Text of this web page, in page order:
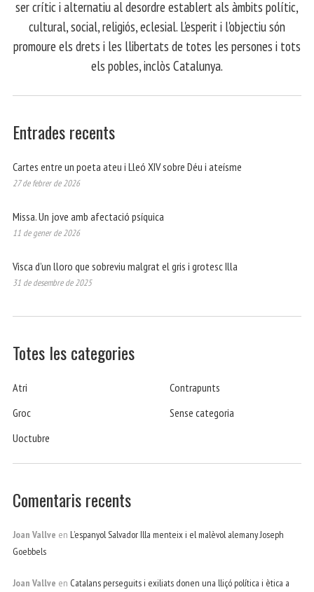
ser crític i alternatiu al desordre establert als àmbits polític,
cultural, social, religiós, eclesial. L'esperit i l'objectiu són
promoure els drets i les llibertats de totes les persones i tots
els pobles, inclòs Catalunya.
Entrades recents
Cartes entre un poeta ateu i Lleó XIV sobre Déu i ateísme
27 de febrer de 2026
Missa. Un jove amb afectació psíquica
11 de gener de 2026
Visca d’un lloro que sobreviu malgrat el gris i grotesc Illa
31 de desembre de 2025
Totes les categories
Atri
Contrapunts
Groc
Sense categoria
Uoctubre
Comentaris recents
Joan Vallve en L’espanyol Salvador Illa menteix i el malèvol alemany Joseph
Goebbels
Joan Vallve en Catalans perseguits i exiliats donen una lliçó política i ètica a